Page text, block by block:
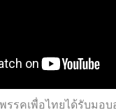
รรคเพื่อไทยได้รับมอ